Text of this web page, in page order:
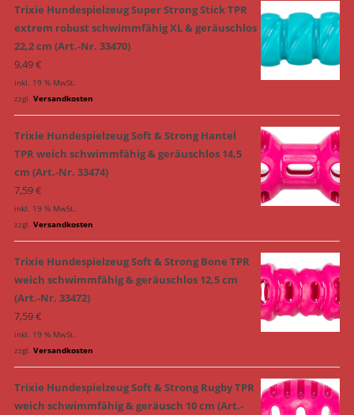
Trixie Hundespielzeug Super Strong Stick TPR
extrem robust schwimmfähig XL & geräuschlos
22,2 cm (Art.-Nr. 33470)
9,49€
inkl. 19 % MwSt.
zzgl. Versandkosten
Trixie Hundespielzeug Soft & Strong Hantel
TPR weich schwimmfähig & geräuschlos 14,5
cm (Art.-Nr. 33474)
7,59€
inkl. 19 % MwSt.
zzgl. Versandkosten
Trixie Hundespielzeug Soft & Strong Bone TPR
weich schwimmfähig & geräuschlos 12,5 cm
(Art.-Nr. 33472)
7,59€
inkl. 19 % MwSt.
zzgl. Versandkosten
Trixie Hundespielzeug Soft & Strong Rugby TPR
weich schwimmfähig & geräusch 10 cm (Art.-